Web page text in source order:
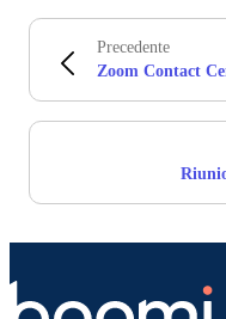
Precedente
Zoom Contact